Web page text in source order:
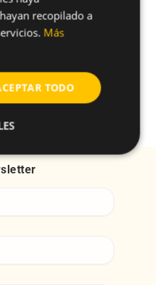
sobre este
arrow_forward
recopilado a
Más
TODO